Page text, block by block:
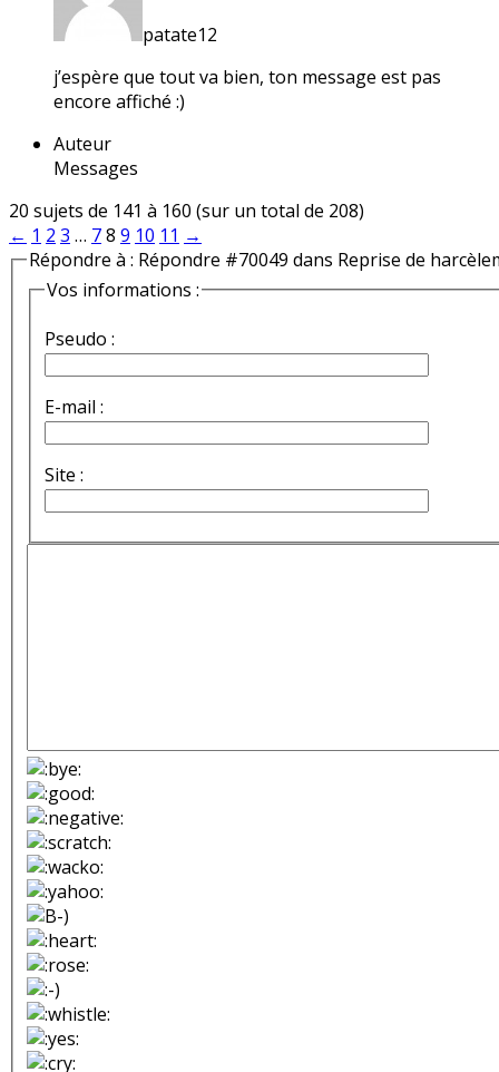
patate12
j’espère que tout va bien, ton message est pas
encore affiché :)
Auteur
Messages
20 sujets de 141 à 160 (sur un total de 208)
← 1 2 3 … 78 9 10 11 →
Répondre à : Répondre #70049 dans Reprise de
Vos informations :
Pseudo :
E-mail :
Site :